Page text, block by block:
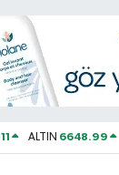
ALTIN 6648.99